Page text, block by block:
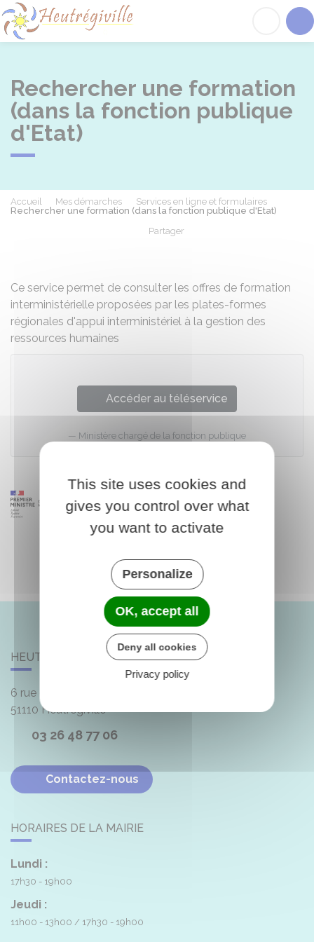
Rechercher une formation
(dans la fonction publique
d'Etat)
Accueil Mes démarches
Services en ligne et formulaires
Rechercher une formation (dans la fonction publique d'Etat)
Partager
Ce service permet de consulter les offres de formation
interministérielle proposées par les plates-formes
régionales d'appui interministériel à la gestion des
ressources humaines
Accéder au téléservice
Ministère chargé de la fonction publique
HEUTRÉGIVILLE
6 rue de la Mairie
51110Heutrégiville
03 26 48 77 06
Contactez-nous
HORAIRES DE LA MAIRIE
Lundi :
17h30 - 19h00
Jeudi :
11h00 - 13h00 17h30 - 19h00
This site uses cookies and
gives you control over what
you want to activate
Personalize
OK, accept all
Deny all cookies
Privacy policy